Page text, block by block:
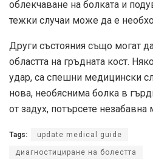
облекчаване на болката и
тежки случаи може да е
Други състояния също могат
областта на гръдната кост.
удар, са спешни медицински
нова, необяснима болка в
от задух, потърсете
Tags: update medical guide
диагностициране на болестта